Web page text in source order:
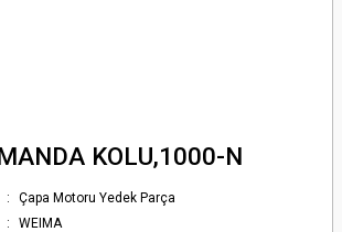
KOLU,1000-N
Çapa Motoru Yedek Parça
WEIMA